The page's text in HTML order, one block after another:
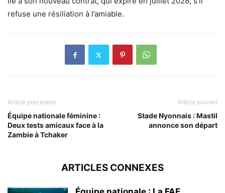
refuse une résiliation à l’amiable.
Article précédent
Équipe nationale féminine :
Deux tests amicaux face à la
Zambie à Tchaker
Article suivant
Stade Nyonnais : Mastil
annonce son départ
ARTICLES CONNEXES